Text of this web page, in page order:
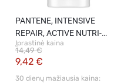
PANTENE, INTENSIVE
REPAIR, ACTIVE NUTRI-
PLEX, plaukų šampūnas,
1000 ml.
Įprastinė kaina
9,42 €
14,49 €
30 dienų mažiausia kaina: